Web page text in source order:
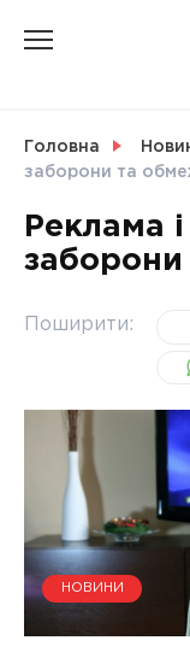
Головна
заборони та
Реклама
Поширити:
НОВИНИ